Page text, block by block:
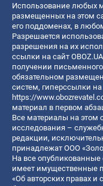
Использование любых
размещенных на этом
его поддоменах, в
Разрешается
разрешения на их
ссылки на сайт
получении
обязательном
систем, гиперссылки
https://
материал в первом
Все материалы на этом
исследования –
редакции,
принадлежат ООО
На все
имеет имущественные
«Об авторских правах